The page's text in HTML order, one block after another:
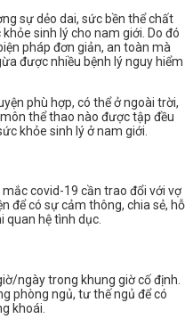
sự dẻo dai, sức bền thể chất
sinh lý cho nam giới. Do đó
pháp đơn giản, an toàn mà
được nhiều bệnh lý nguy hiểm
phù hợp, có thể ở ngoài trời,
thể thao nào được tập đều
khỏe sinh lý ở nam giới.
mắc covid-19 cần trao đổi với vợ
để có sự cảm thông, chia sẻ, hỗ
quan hệ tình dục.
ngày trong khung giờ cố định.
phòng ngủ, tư thế ngủ để có
khoái.